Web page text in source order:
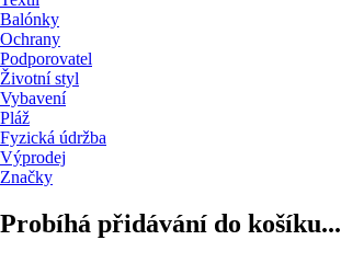
Balónky
Ochrany
Podporovatel
Životní styl
Vybavení
Pláž
Fyzická údržba
Výprodej
Značky
Probíhá přidávání do košíku...